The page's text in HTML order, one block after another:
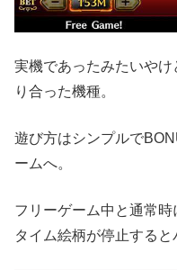
実機であったみたいや
り合った機種。
遊び方はシンプルで
ームへ。
フリーゲーム中と通常
タイム絵柄が停止すると